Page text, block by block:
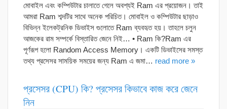
মোবাইল এবং কম্পিউটার চালাতে গেলে অবশ্যই Ram এর প্রয়োজন। তাই
আমরা Ram শব্দটির সাথে অনেক পরিচিত। মোবাইল ও কম্পিউটার ছাড়াও
বিভিন্ন ইলেকট্রনিক ডিভাইস গুলোতে Ram ব্যবহৃত হয়। তাহলে চলুন
আজকের রাম সম্পর্কে বিস্তারিত জেনে নিই… • Ram কি?Ram এর
পূর্ণরূপ হলো Random Access Memory। একটি ডিভাইসের সমস্ত
তথ্য প্রসেসর সাময়িক সময়ের জন্য Ram এ জমা… read more »
প্রসেসর (CPU) কি? প্রসেসর কিভাবে কাজ করে জেনে
নিন